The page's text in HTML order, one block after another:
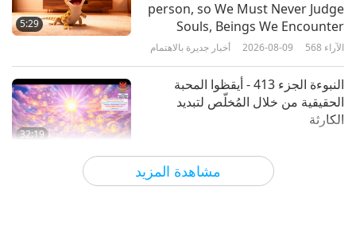
الجزء 1 من 8
2026-06-11
مشاهدة المزيد
5:29
person, so We Must Never Judge
Souls, Beings We Encounter
أخبار جديرة بالاهتمام 2026-08-09 568 الآراء
32:19
النبوءة الجزء 413 - أيقظوا المحبة
الحقيقية من خلال المُخلّص لتبديد
الكارثة
سلسلة متعددة الأجزاء حول لتنبؤات القديمة الخاصة
بكوكبنا
2026-08-09